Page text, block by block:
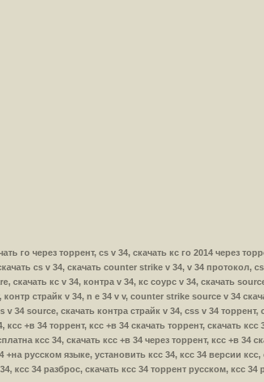
го через торрент, cs v 34, скачать кс го 2014 через
cs v 34, скачать counter strike v 34, v 34 протокол,
кс v 34, контра v 34, кс соурс v 34, скачать
страйк v 34, n e 34 v v, counter strike source v 34
v 34 source, скачать контра страйк v 34, css v 34
+в 34 торрент, ксс +в 34 скачать торрент, скачать
ксс 34, скачать ксс +в 34 через торрент, ксс +в
русском языке, установить ксс 34, ксс 34 версии ксс,
ксс 34 разброс, скачать ксс 34 торрент русском, ксс